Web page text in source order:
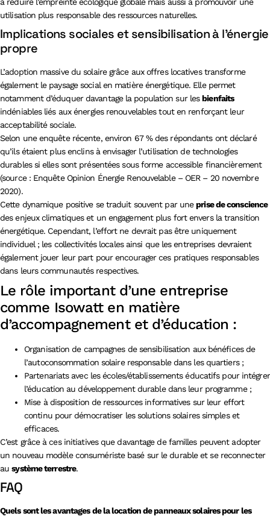
utilisation plus responsable des ressources naturelles.
Implications sociales et sensibilisation à l’énergie
propre
L’adoption massive du solaire grâce aux offres locatives transforme
également le paysage social en matière énergétique. Elle permet
notamment d’éduquer davantage la population sur lesbienfaits
indéniables liés aux énergies renouvelables tout en renforçant leur
acceptabilité sociale.
Selon une enquête récente, environ 67 % des répondants ont déclaré
qu’ils étaient plus enclins à envisager l’utilisation de technologies
durables si elles sont présentées sous forme accessible financièrement
(source : Enquête Opinion Énergie Renouvelable – OER – 20 novembre
2020).
Cette dynamique positive se traduit souvent par uneprise de conscience
des enjeux climatiques et un engagement plus fort envers la transition
énergétique. Cependant, l’effort ne devrait pas être uniquement
individuel ; les collectivités locales ainsi que les entreprises devraient
également jouer leur part pour encourager ces pratiques responsables
dans leurs communautés respectives.
Le rôle important d’une entreprise
comme Isowatt en matière
d’accompagnement et d’éducation :
Organisation de campagnes de sensibilisation aux bénéfices de
l’autoconsommation solaire responsable dans les quartiers ;
Partenariats avec les écoles/établissements éducatifs pour intégrer
l’éducation au développement durable dans leur programme ;
Mise à disposition de ressources informatives sur leur effort
continu pour démocratiser les solutions solaires simples et
efficaces.
C’est grâce à ces initiatives que davantage de familles peuvent adopter
un nouveau modèle consumériste basé sur le durable et se reconnecter
ausystème terrestre.
FAQ
Quels sont les avantages de la location de panneaux solaires pour les